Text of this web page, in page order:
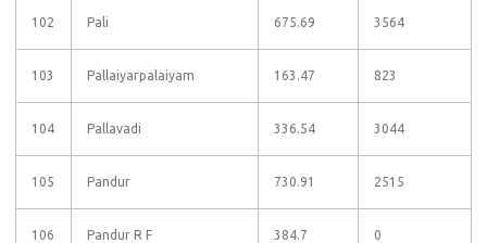
102 Pali 675.69 3564
103 Pallaiyarpalaiyam 163.47 823
104 Pallavadi 336.54 3044
105 Pandur 730.91 2515
106 Pandur R F 384.7 0